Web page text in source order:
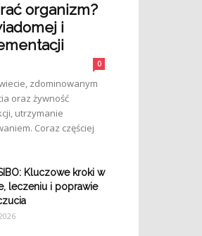
organizm?
i
0
zdominowanym
oraz żywność
utrzymanie
Coraz częściej
Kluczowe kroki w
leczeniu i poprawie